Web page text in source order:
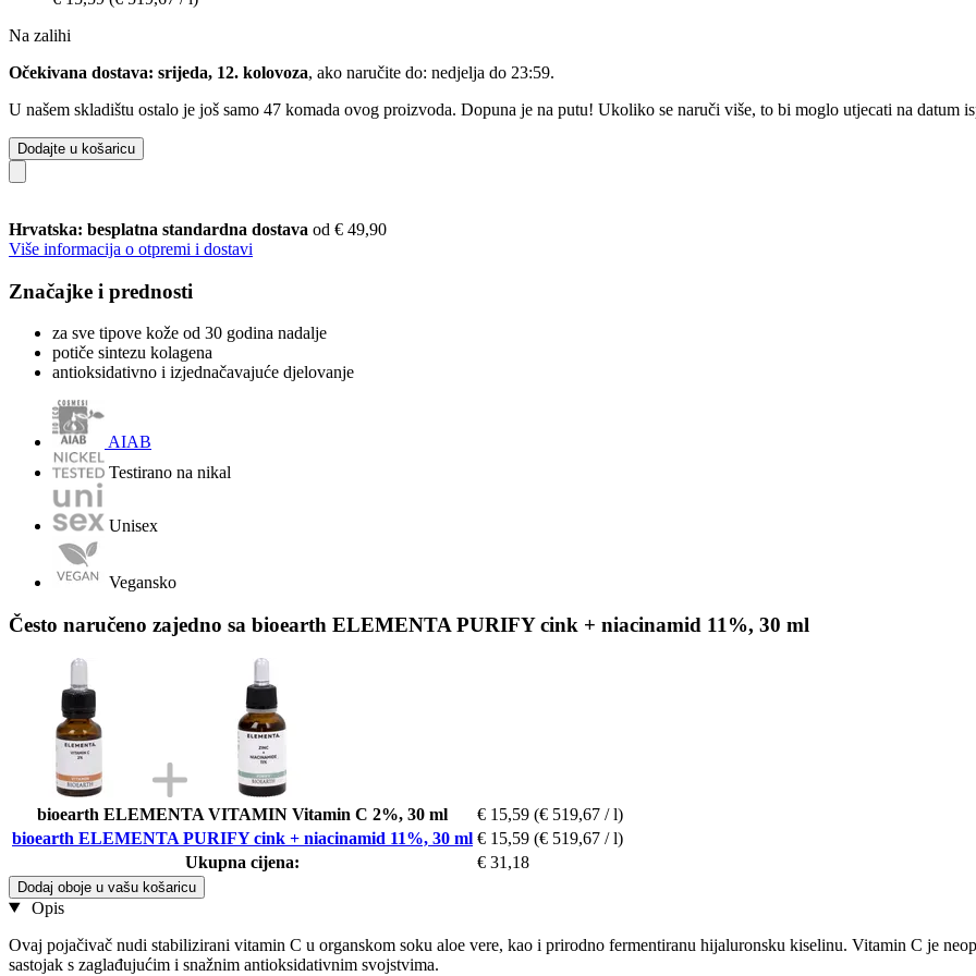
Na zalihi
Očekivana dostava: srijeda, 12. kolovoza, ako naručite do: nedjelja do 23:59.
U našem skladištu ostalo je još samo 47 komada ovog proizvoda. Dopuna je na putu! Ukoliko se naruči više, to bi moglo utjecati na datum
Dodajte u košaricu
Hrvatska: besplatna standardna dostava od € 49,90
Više informacija o otpremi i dostavi
Značajke i prednosti
za sve tipove kože od 30 godina nadalje
potiče sintezu kolagena
antioksidativno i izjednačavajuće djelovanje
AIAB
Testirano na nikal
Unisex
Vegansko
Često naručeno zajedno sa bioearth ELEMENTA PURIFY cink + niacinamid 11%, 30 ml
bioearth ELEMENTA VITAMIN Vitamin C 2%, 30 ml € 15,59 (€ 519,67 / l)
bioearth ELEMENTA PURIFY cink + niacinamid 11%, 30 ml € 15,59 (€ 519,67 / l)
Ukupna cijena:
€ 31,18
Dodaj oboje u vašu košaricu
Opis
Ovaj pojačivač nudi stabilizirani vitamin C u organskom soku aloe vere, kao i prirodno fermentiranu hijaluronsku kiselinu. Vitamin C je
sastojak s zaglađujućim i snažnim antioksidativnim svojstvima.